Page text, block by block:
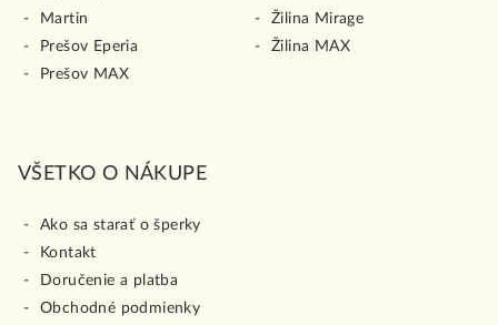
Martin
Prešov Eperia
Prešov MAX
Žilina Mirage
Žilina MAX
VŠETKO O NÁKUPE
Ako sa starať o šperky
Kontakt
Doručenie a platba
Obchodné podmienky